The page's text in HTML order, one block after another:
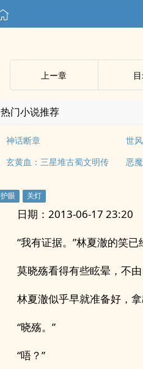
上ー章
热门小说推荐
神话断章 世风
玄黄血：三星堆古蜀文明传
恶
日期：2013-06-17 23:20
“我有证据。”林夏澈的笑已
莫晓殇看得有些眩晕，不
林夏澈似乎早就准备好，
“晓殇。”
“唔？”